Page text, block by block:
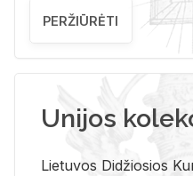
PERŽIŪRĖTI
Unijos
Lietuvos Didžiosios